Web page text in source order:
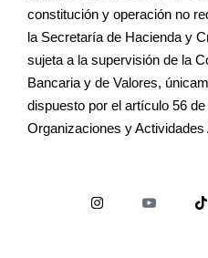
constitución y operación no
la Secretaría de Hacienda y
sujeta a la supervisión de la
Bancaria y de Valores,
dispuesto por el artículo 56
Organizaciones y Actividades